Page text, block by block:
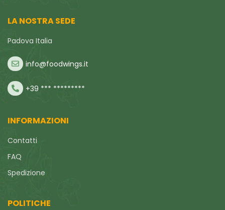
LA NOSTRA SEDE
Padova Italia
info@foodwings.it
+39 *** *********
INFORMAZIONI
Contatti
FAQ
Spedizione
POLITICHE